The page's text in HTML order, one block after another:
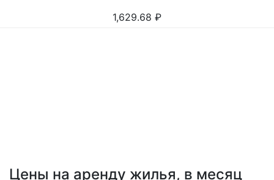
1,629.68 ₽
Цены на аренду жилья, в месяц